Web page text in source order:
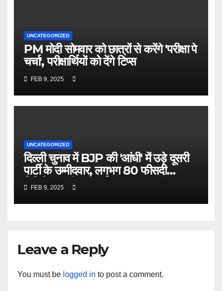
UNCATEGORIZED
PM मोदी सोमवार को छात्रों से करेंगे 'परीक्षा पे
चर्चा', परीक्षार्थियों को देंगे टिप्स
FEB 9, 2025
UNCATEGORIZED
दिल्ली चुनाव में BJP की 'आंधी' में उड़े दूसरी
पार्टी के उम्मीदवार, लगभग 80 फीसदी
कैंडिडेट्स की जब्त हुई जमानत
FEB 9, 2025
Leave a Reply
You must be logged in to post a comment.